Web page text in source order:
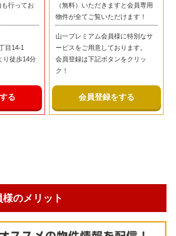
行ってお
目14-1
り徒歩14分
る
（無料）いただきますと会員専用
物件が全てご覧いただけます！
山一プレミアム会員様に特別なサ
ービスをご用意しております。
会員登録は下記ボタンをクリッ
ク！
会員登録をする
のメリット